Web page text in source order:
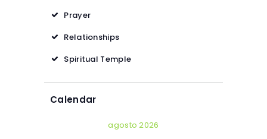
Prayer
Relationships
Spiritual Temple
Calendar
agosto 2026